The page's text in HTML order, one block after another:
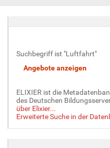
Suchbegriff ist "Luftfahrt"
ELIXIER ist die
des Deutschen
über Elixier...
Erweiterte Suche in der